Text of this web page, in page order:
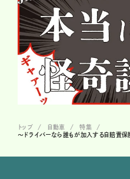
トップ 自動車
特集
～ドライバーなら誰もが加入する自賠責保